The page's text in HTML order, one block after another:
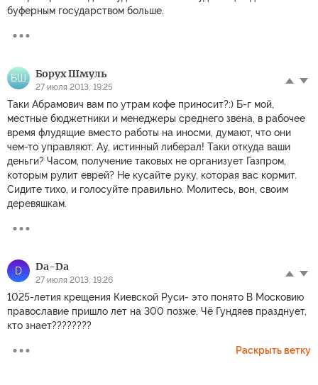
буферным государством больше.
БШ Борух Шмуль
27 июля 2013, 19:25
Таки Абрамович вам по утрам кофе приносит?:) Б-г мой,
местные бюджетники и менеджеры среднего звена, в рабочее
время флудящие вместо работы на иносми, думают, что они
чем-то управляют. Ау, истинный либерал! Таки откуда ваши
деньги? Часом, получение таковых не организует Газпром,
которым рулит еврей? Не кусайте руку, которая вас кормит.
Сидите тихо, и голосуйте правильно. Молитесь, вон, своим
деревяшкам.
D Dа-Dа
27 июля 2013, 19:26
1025-летия крещения Киевской Руси- это понято В Московию
православие пришло лет на 300 позже. Чё Гундяев празднует,
кто знает????????
Раскрыть ветку